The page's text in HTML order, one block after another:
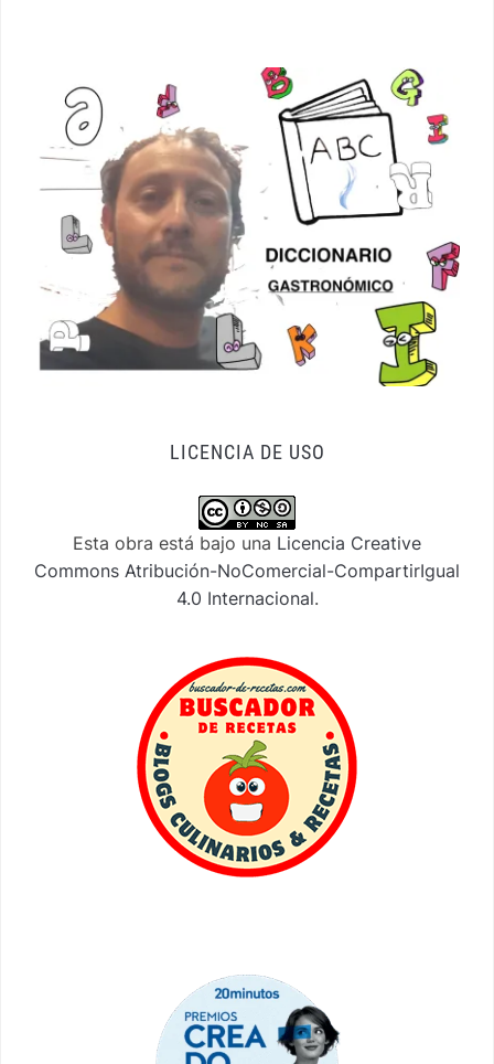
LICENCIA DE USO
Esta obra está bajo una Licencia Creative
Commons Atribución-NoComercial-CompartirIgual
4.0 Internacional.